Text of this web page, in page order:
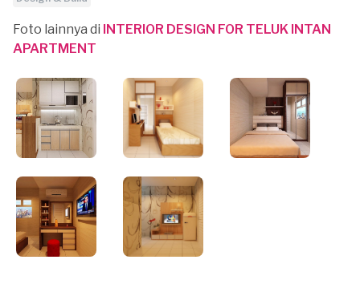
Foto lainnya di INTERIOR DESIGN FOR TELUK INTAN
APARTMENT